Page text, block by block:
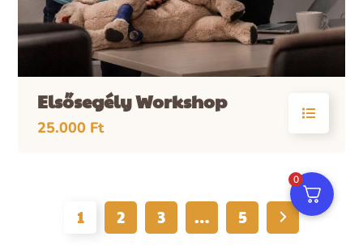
Elsősegély Workshop
25.000 Ft
1 2 3 … 5
0